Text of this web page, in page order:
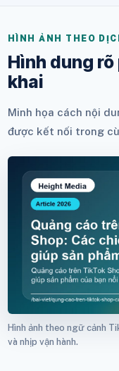
HÌNH ẢNH THEO
Hình dung
khai
Minh họa cách nội
được kết nối trong
Hình ảnh theo ngữ cảnh
và nhịp vận hành.